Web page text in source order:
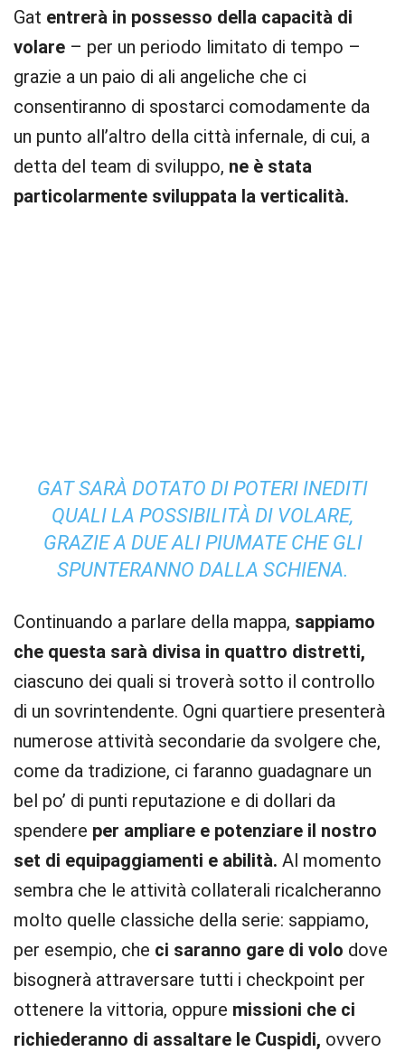
Gat entrerà in possesso della capacità di
volare – per un periodo limitato di tempo –
grazie a un paio di ali angeliche che ci
consentiranno di spostarci comodamente da
un punto all’altro della città infernale, di cui, a
detta del team di sviluppo, ne è stata
particolarmente sviluppata la verticalità.
GAT SARÀ DOTATO DI POTERI INEDITI
QUALI LA POSSIBILITÀ DI VOLARE,
GRAZIE A DUE ALI PIUMATE CHE GLI
SPUNTERANNO DALLA SCHIENA.
Continuando a parlare della mappa, sappiamo
che questa sarà divisa in quattro distretti,
ciascuno dei quali si troverà sotto il controllo
di un sovrintendente. Ogni quartiere presenterà
numerose attività secondarie da svolgere che,
come da tradizione, ci faranno guadagnare un
bel po’ di punti reputazione e di dollari da
spendere per ampliare e potenziare il nostro
set di equipaggiamenti e abilità. Al momento
sembra che le attività collaterali ricalcheranno
molto quelle classiche della serie: sappiamo,
per esempio, che ci saranno gare di volo dove
bisognerà attraversare tutti i checkpoint per
ottenere la vittoria, oppure missioni che ci
richiederanno di assaltare le Cuspidi, ovvero